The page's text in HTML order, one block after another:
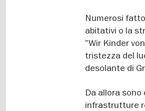
Numerosi
abitativi o la
"Wir Kinder
tristezza del
desolante di
Da allora
infrastrutture